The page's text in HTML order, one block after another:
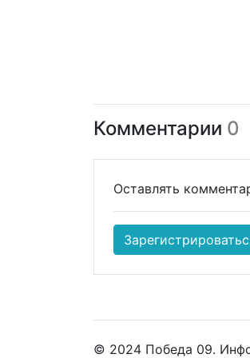
Комментарии 0
Оставлять
© 2024 Победа 09.